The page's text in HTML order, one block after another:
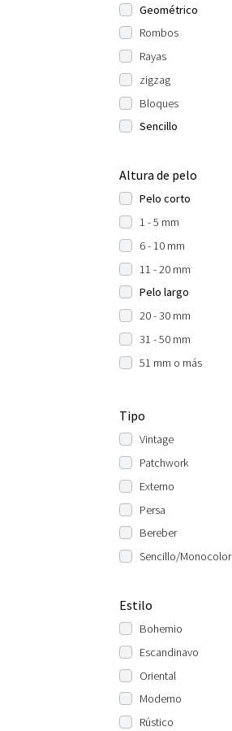
Geométrico
Rombos
Rayas
zigzag
Bloques
Sencillo
Altura de pelo
Pelo corto
1 - 5 mm
6 - 10 mm
11 - 20 mm
Pelo largo
20 - 30 mm
31 - 50 mm
51 mm o más
Tipo
Vintage
Patchwork
Externo
Persa
Bereber
Sencillo/Monocolor
Estilo
Bohemio
Escandinavo
Oriental
Moderno
Rústico